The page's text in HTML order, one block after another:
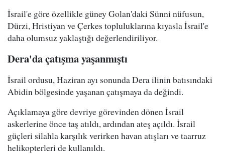
İsrail'e göre özellikle güney Golan'daki Sünni nüfusun,
Dürzi, Hristiyan ve Çerkes topluluklarına kıyasla İsrail'e
daha olumsuz yaklaştığı değerlendiriliyor.
Dera'da çatışma yaşanmıştı
İsrail ordusu, Haziran ayı sonunda Dera ilinin batısındaki
Abidin bölgesinde yaşanan çatışmaya da değindi.
Açıklamaya göre devriye görevinden dönen İsrail
askerlerine önce taş atıldı, ardından ateş açıldı. İsrail
güçleri silahla karşılık verirken havan atışları ve taarruz
helikopterleri de kullanıldı.